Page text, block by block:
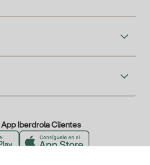
App Iberdrola Clientes